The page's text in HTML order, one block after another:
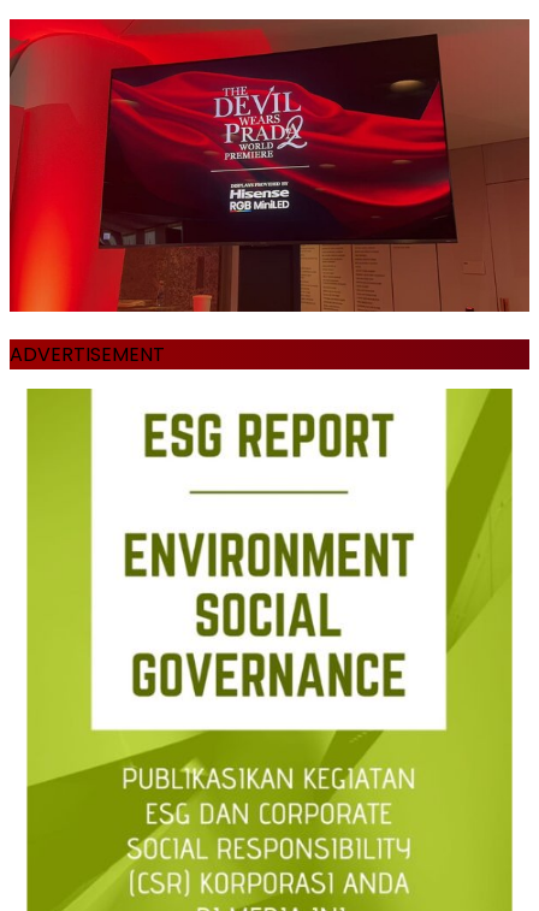
ADVERTISEMENT